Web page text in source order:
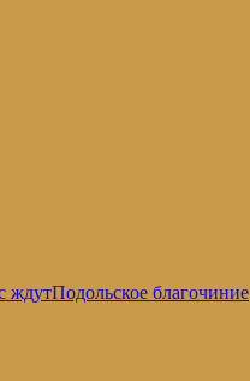
ждутПодольское благочиние